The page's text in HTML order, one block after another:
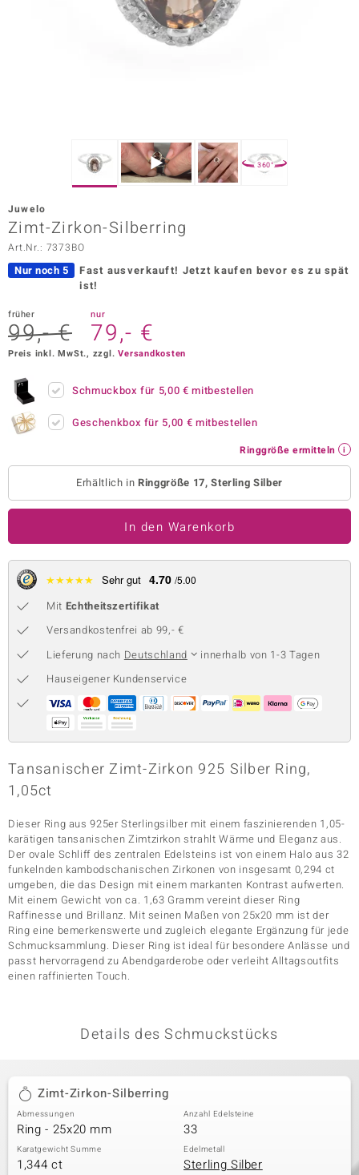
Vogue
BY DE MELO
Collection
Classics
360°
Juwelo
Zimt-Zirkon-Silberring
Art.Nr.: 7373BO
Nur noch 5 Fast ausverkauft! Jetzt kaufen bevor es zu spät
ist!
früher
99,- €
nur
79,- €
Preis inkl. MwSt., zzgl.Versandkosten
Schmuckbox für 5,00 € mitbestellen
Geschenkbox für 5,00 € mitbestellen
Ringgröße ermitteln
Erhältlich inRinggröße 17, Sterling Silber
In den Warenkorb
★★★★★ Sehr gut 4.70 /5.00
Mit Echtheitszertifikat
Versandkostenfrei ab 99,- €
Lieferung nach Deutschland
innerhalb von 1-3 Tagen
Hauseigener Kundenservice
Tansanischer Zimt-Zirkon 925 Silber Ring,
1,05ct
Dieser Ring aus 925er Sterlingsilber mit einem faszinierenden 1,05-
karätigen tansanischen Zimtzirkon strahlt Wärme und Eleganz aus.
Der ovale Schliff des zentralen Edelsteins ist von einem Halo aus 32
funkelnden kambodschanischen Zirkonen von insgesamt 0,294 ct
umgeben, die das Design mit einem markanten Kontrast aufwerten.
Mit einem Gewicht von ca. 1,63 Gramm vereint dieser Ring
Raffinesse und Brillanz. Mit seinen Maßen von 25x20 mm ist der
Ring eine bemerkenswerte und zugleich elegante Ergänzung für jede
Schmucksammlung. Dieser Ring ist ideal für besondere Anlässe und
passt hervorragend zu Abendgarderobe oder verleiht Alltagsoutfits
einen raffinierten Touch.
Details des Schmuckstücks
Zimt-Zirkon-Silberring
Abmessungen
Ring - 25x20 mm
Anzahl Edelsteine
33
Karatgewicht Summe
1,344 ct
Edelmetall
Sterling Silber